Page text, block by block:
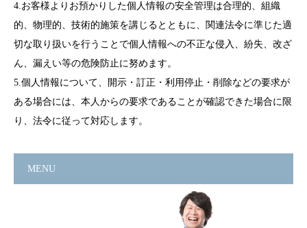
4.お客様よりお預かりした個人情報の安全管理は合理的、組織
的、物理的、技術的施策を講じるとともに、関連法令に準じた適
切な取り扱いを行うことで個人情報への不正な侵入、紛失、改ざ
ん、漏えい等の危険防止に努めます。
5.個人情報について、開示・訂正・利用停止・削除などの要求が
ある場合には、本人からの要求であることが確認できた場合に限
り、法令に従って対応します。
MENU